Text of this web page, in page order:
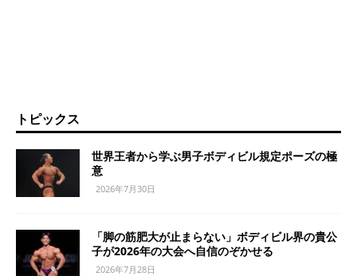
トピックス
世界王者から学ぶ男子ボディビル規定ポーズの極
意
2026年7月30日
「脚の筋肥大が止まらない」ボディビル界の貴公
子が2026年の大会へ自信のぞかせる
2026年7月28日